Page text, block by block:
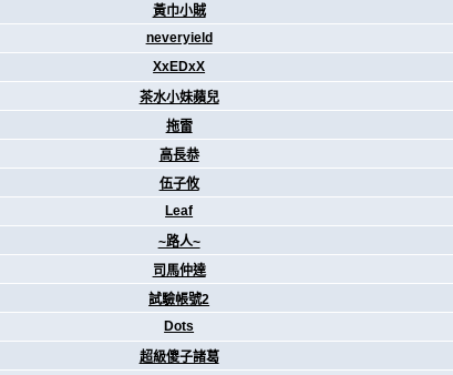
黃巾小賊
neveryield
XxEDxX
茶水小妹蘋兒
拖雷
高長恭
伍子攸
Leaf
~路人~
司馬仲達
試驗帳號2
Dots
超級傻子諸葛